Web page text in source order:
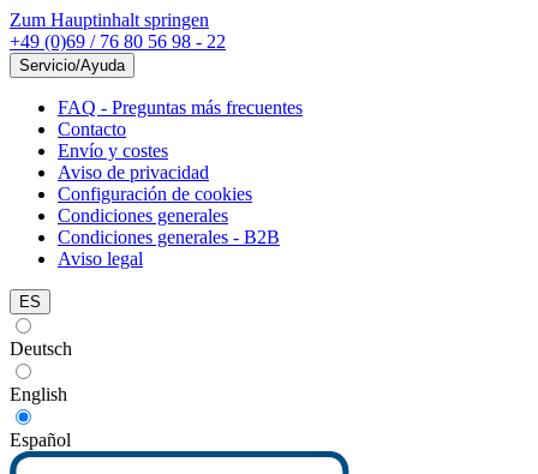
Zum Hauptinhalt springen
+49 (0)69 / 76 80 56 98 - 22
Servicio/Ayuda
FAQ - Preguntas más frecuentes
Contacto
Envío y costes
Aviso de privacidad
Configuración de cookies
Condiciones generales
Condiciones generales - B2B
Aviso legal
ES
Deutsch
English
Español